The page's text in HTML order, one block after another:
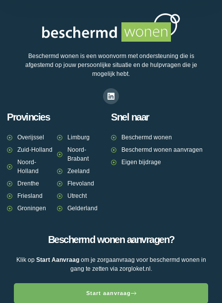
Beschermd wonen is een woonvorm met ondersteuning die is
afgestemd op jouw persoonlijke situatie en de hulpvragen die je
mogelijk hebt.
Provincies
Overijssel
Zuid-Holland
Noord-
Holland
Drenthe
Friesland
Groningen
Limburg
Noord-
Brabant
Zeeland
Flevoland
Utrecht
Gelderland
Snel naar
Beschermd wonen
Beschermd wonen aanvragen
Eigen bijdrage
Beschermd wonen aanvragen?
Klik op Start Aanvraagom je zorgaanvraag voor beschermd wonen in
gang te zetten via zorgloket.nl.
Start aanvraag